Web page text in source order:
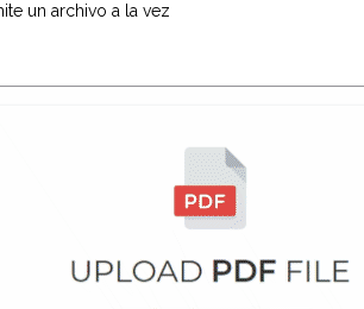
un archivo a la vez